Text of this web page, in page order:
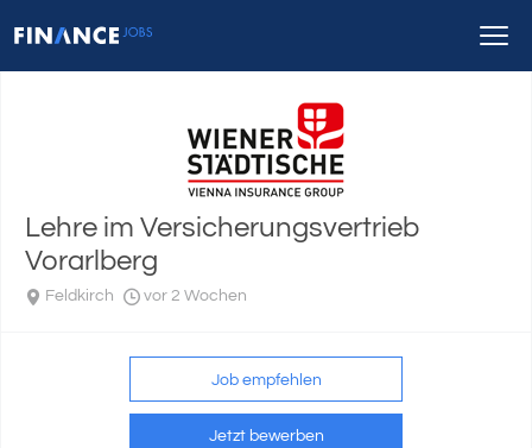
Lehre im Versicherungsvertrieb
Vorarlberg
Feldkirch vor 2 Wochen
Job empfehlen
Jetzt bewerben